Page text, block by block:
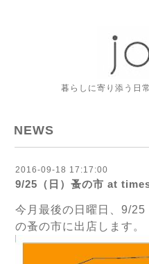
暮らしに寄り添う日
NEWS
2016-09-18 17:17:00
9/25（日）蚤の市 at times
今月最後の日曜日、9/
の蚤の市に出店します。